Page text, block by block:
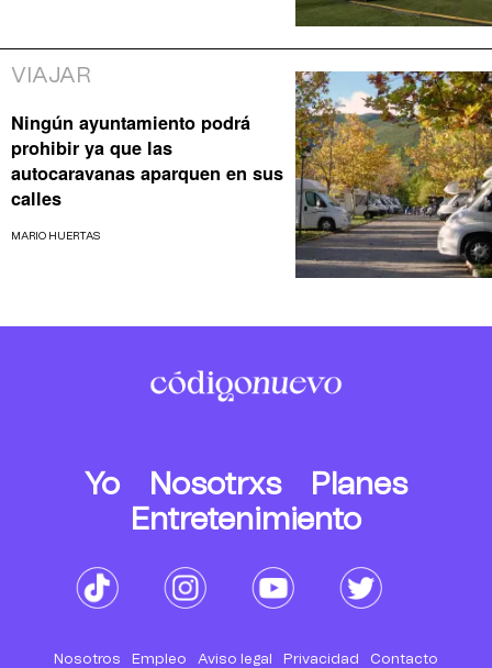
VIAJAR
Ningún ayuntamiento podrá
prohibir ya que las
autocaravanas aparquen en sus
calles
MARIO HUERTAS
Yo Nosotrxs
Planes
Entretenimiento
Nosotros Empleo Aviso legal Privacidad Contacto